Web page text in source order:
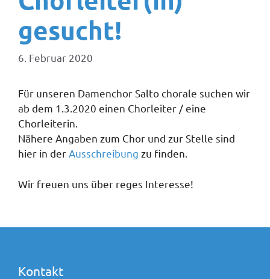
gesucht!
6. Februar 2020
Für unseren Damenchor Salto chorale suchen wir
ab dem 1.3.2020 einen Chorleiter / eine
Chorleiterin.
Nähere Angaben zum Chor und zur Stelle sind
hier in der Ausschreibung zu finden.
Wir freuen uns über reges Interesse!
Kontakt